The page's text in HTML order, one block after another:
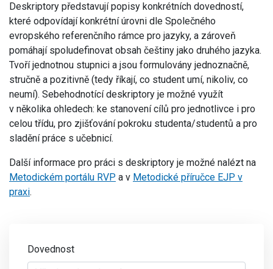
Deskriptory představují popisy konkrétních dovedností,
které odpovídají konkrétní úrovni dle Společného
evropského referenčního rámce pro jazyky, a zároveň
pomáhají spoludefinovat obsah češtiny jako druhého jazyka.
Tvoří jednotnou stupnici a jsou formulovány jednoznačně,
stručně a pozitivně (tedy říkají, co student umí, nikoliv, co
neumí). Sebehodnotící deskriptory je možné využít
v několika ohledech: ke stanovení cílů pro jednotlivce i pro
celou třídu, pro zjišťování pokroku studenta/studentů a pro
sladění práce s učebnicí.
Další informace pro práci s deskriptory je možné nalézt na
Metodickém portálu RVP a v Metodické příručce EJP v
praxi.
Dovednost